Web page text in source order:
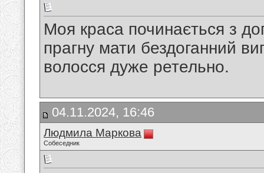
Моя краса починається з
прагну мати бездоганний
волосся дуже ретельно.
04.11.2024, 16:46
Людмила Маркова
Собеседник